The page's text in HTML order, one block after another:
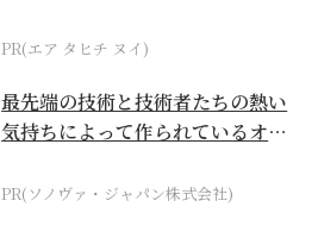
PR(エア タヒチ ヌイ)
最先端の技術と技術者たちの熱い
気持ちによって作られているオー
PR(ソノヴァ・ジャパン株式会社)